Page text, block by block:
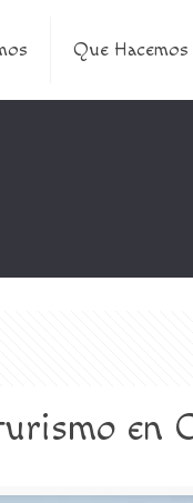
Que Hacemos
en